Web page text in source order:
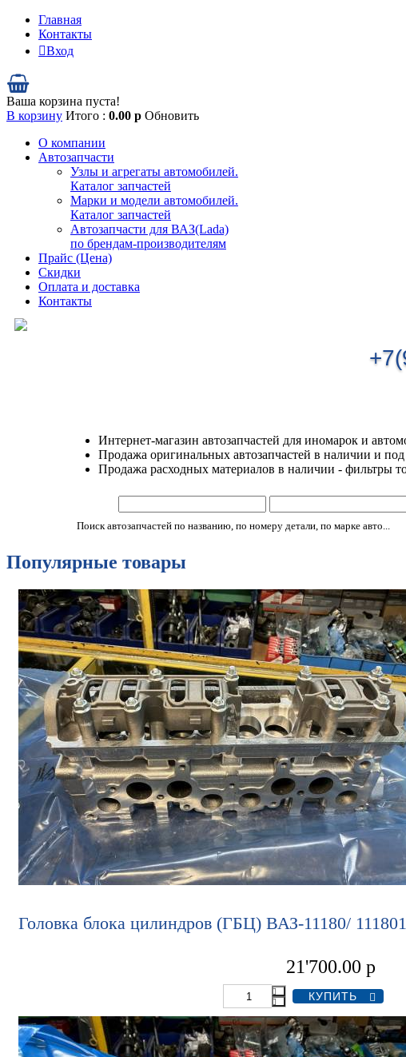
Главная
Контакты
Вход
Ваша корзина пуста!
В корзину Итого : 0.00 р Обновить
О компании
Автозапчасти
Узлы и агрегаты автомобилей.
Каталог запчастей
Марки и модели автомобилей.
Каталог запчастей
Автозапчасти для ВАЗ(Lada)
по брендам-производителям
Прайс (Цена)
Скидки
Оплата и доставка
Контакты
Интернет-магазин автозапчастей для иномарок и
Продажа оригинальных автозапчастей в наличии и под
Продажа расходных материалов в наличии - фильтры
Поиск автозапчастей по названию, по номеру детали, по марке авто...
Популярные товары
Головка блока цилиндров (ГБЦ) ВАЗ-11180/
21'700.00 р